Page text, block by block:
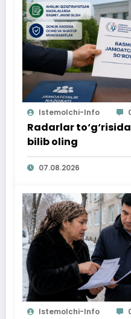
Istemolchi-Info
Radarlar
bilib oling
07.08.2026
Istemolchi-Info